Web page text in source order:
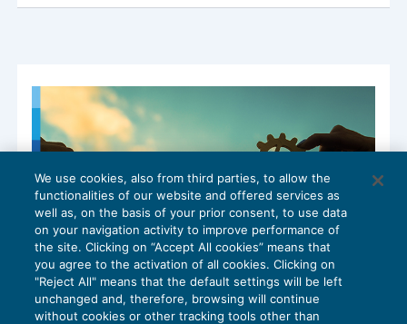
We use cookies, also from third parties, to allow the
functionalities of our website and offered services as
well as, on the basis of your prior consent, to use data
on your navigation activity to improve performance of
the site. Clicking on “Accept All cookies” means that
you agree to the activation of all cookies. Clicking on
"Reject All" means that the default settings will be left
unchanged and, therefore, browsing will continue
without cookies or other tracking tools other than